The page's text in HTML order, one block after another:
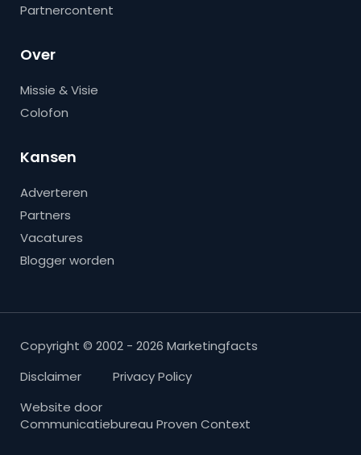
Partnercontent
Over
Missie & Visie
Colofon
Kansen
Adverteren
Partners
Vacatures
Blogger worden
Copyright © 2002 - 2026 Marketingfacts
Disclaimer
Privacy Policy
Website door
Communicatiebureau Proven Context